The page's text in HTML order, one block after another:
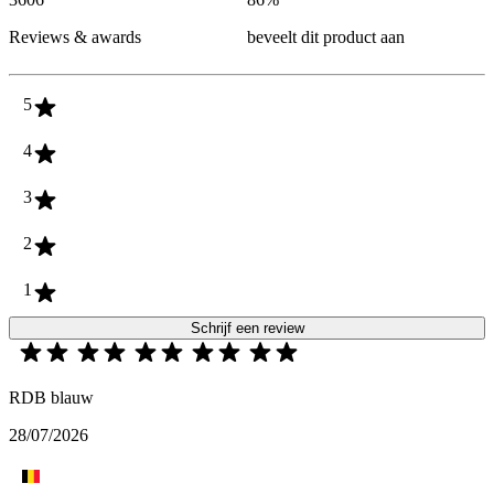
Reviews & awards
beveelt dit product aan
5
4
3
2
1
Schrijf een review
RDB blauw
28/07/2026